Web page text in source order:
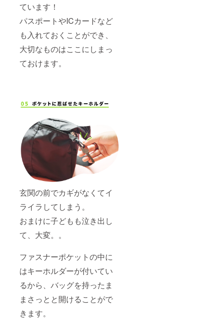
ています！
パスポートやICカードなど
も入れておくことができ、
大切なものはここにしまっ
ておけます。
玄関の前でカギがなくてイ
ライラしてしまう。
おまけに子どもも泣き出し
て、大変。。
ファスナーポケットの中に
はキーホルダーが付いてい
るから、バッグを持ったま
まさっとと開けることがで
きます。